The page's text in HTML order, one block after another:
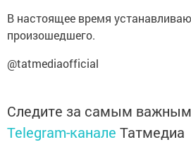
В настоящее время
произошедшего.
@tatmediaofficial
Следите за самым
Telegram-канале Татмедиа